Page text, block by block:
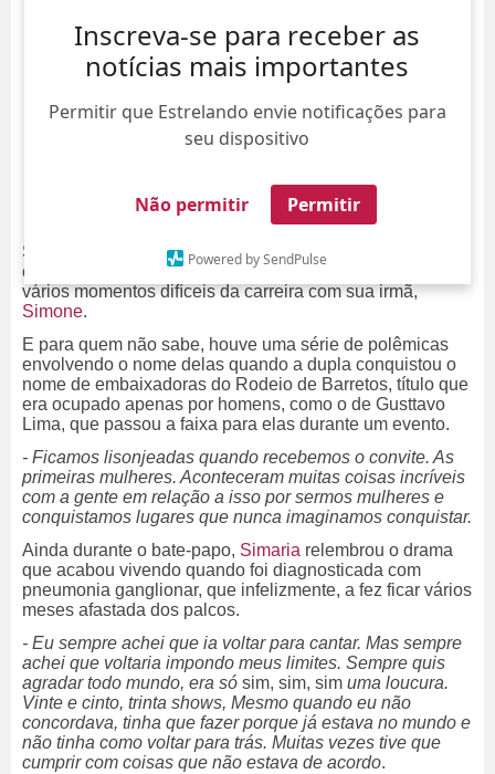
Inscreva-se para receber as
notícias mais importantes
Permitir que Estrelando envie notificações para
seu dispositivo
Não permitir Permitir
Powered by SendPulse
Simaria acabou participando de uma entrevista para o
canal de
Ana Hickmann YouTube
vários momentos difíceis da carreira com sua irmã,
Simone.
E para quem não sabe, houve uma série de polêmicas
envolvendo o nome delas quando a dupla conquistou o
nome de embaixadoras do Rodeio de Barretos, título que
era ocupado apenas por homens, como o de Gusttavo
Lima, que passou a faixa para elas durante um evento.
- Ficamos lisonjeadas quando recebemos o convite. As
primeiras mulheres. Aconteceram muitas coisas incríveis
com a gente em relação a isso por sermos mulheres e
conquistamos lugares que nunca imaginamos conquistar.
Ainda durante o bate-papo, Simaria relembrou o drama
que acabou vivendo quando foi diagnosticada com
pneumonia ganglionar, que infelizmente, a fez ficar vários
meses afastada dos palcos.
- Eu sempre achei que ia voltar para cantar. Mas sempre
achei que voltaria impondo meus limites. Sempre quis
agradar todo mundo, era só sim, sim, sim uma loucura.
Vinte e cinto, trinta shows, Mesmo quando eu não
concordava, tinha que fazer porque já estava no mundo e
não tinha como voltar para trás. Muitas vezes tive que
cumprir com coisas que não estava de acordo.